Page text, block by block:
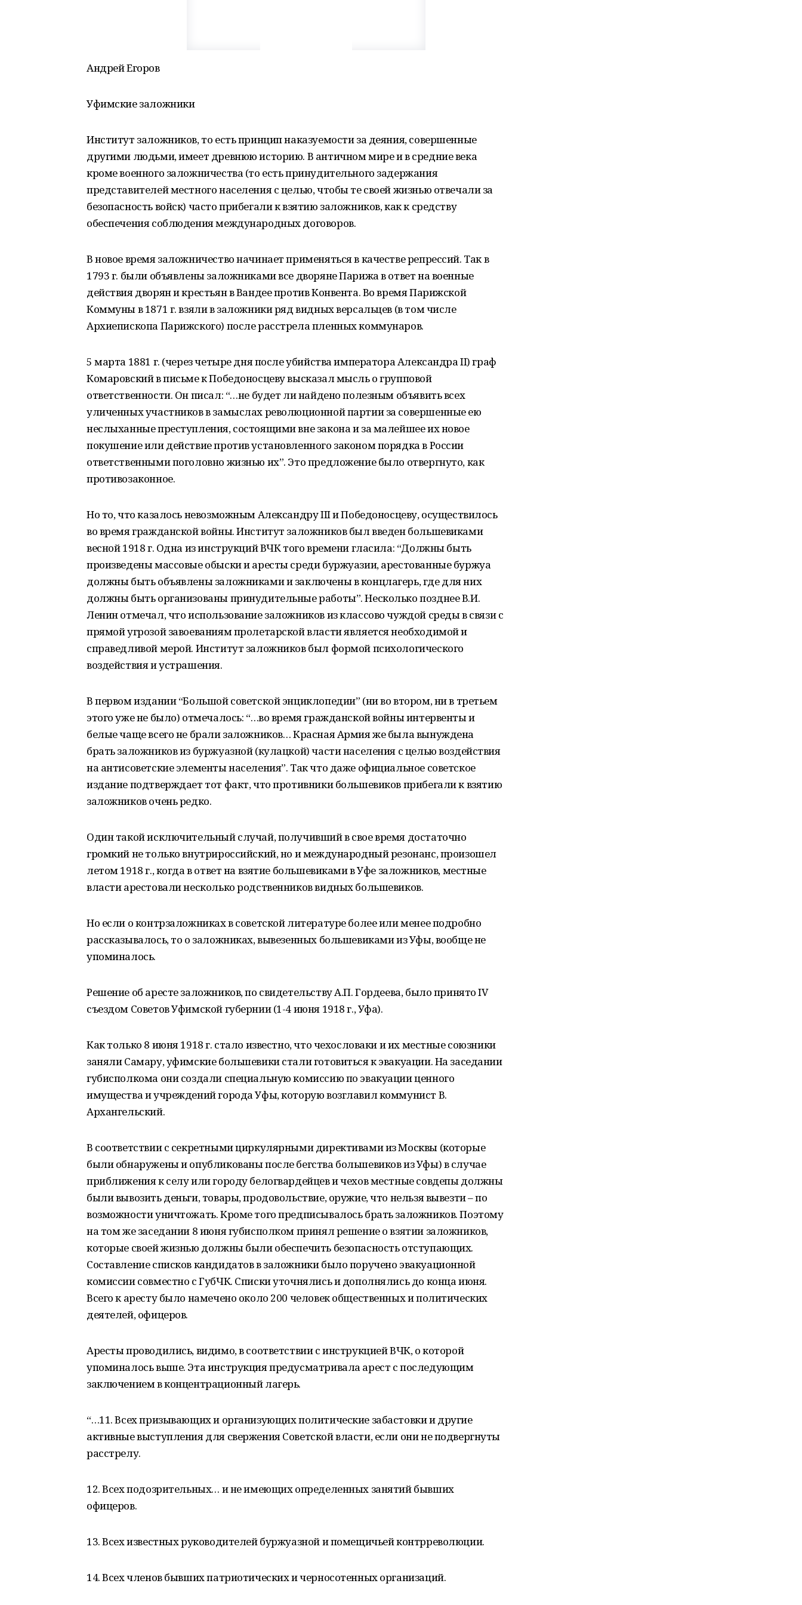
Андрей Егоров
Уфимские заложники
Институт заложников, то есть принцип наказуемости за деяния, совершенные
другими людьми, имеет древнюю историю. В античном мире и в средние века
кроме военного заложничества (то есть принудительного задержания
представителей местного населения с целью, чтобы те своей жизнью отвечали за
безопасность войск) часто прибегали к взятию заложников, как к средству
обеспечения соблюдения международных договоров.
В новое время заложничество начинает применяться в качестве репрессий. Так в
1793 г. были объявлены заложниками все дворяне Парижа в ответ на военные
действия дворян и крестьян в Вандее против Конвента. Во время Парижской
Коммуны в 1871 г. взяли в заложники ряд видных версальцев (в том числе
Архиепископа Парижского) после расстрела пленных коммунаров.
5 марта 1881 г. (через четыре дня после убийства императора Александра II) граф
Комаровский в письме к Победоносцеву высказал мысль о групповой
ответственности. Он писал: “…не будет ли найдено полезным объявить всех
уличенных участников в замыслах революционной партии за совершенные ею
неслыханные преступления, состоящими вне закона и за малейшее их новое
покушение или действие против установленного законом порядка в России
ответственными поголовно жизнью их”. Это предложение было отвергнуто, как
противозаконное.
Но то, что казалось невозможным Александру III и Победоносцеву, осуществилось
во время гражданской войны. Институт заложников был введен большевиками
весной 1918 г. Одна из инструкций ВЧК того времени гласила: “Должны быть
произведены массовые обыски и аресты среди буржуазии, арестованные буржуа
должны быть объявлены заложниками и заключены в концлагерь, где для них
должны быть организованы принудительные работы”. Несколько позднее В.И.
Ленин отмечал, что использование заложников из классово чуждой среды в связи с
прямой угрозой завоеваниям пролетарской власти является необходимой и
справедливой мерой. Институт заложников был формой психологического
воздействия и устрашения.
В первом издании “Большой советской энциклопедии” (ни во втором, ни в третьем
этого уже не было) отмечалось: “…во время гражданской войны интервенты и
белые чаще всего не брали заложников… Красная Армия же была вынуждена
брать заложников из буржуазной (кулацкой) части населения с целью воздействия
на антисоветские элементы населения”. Так что даже официальное советское
издание подтверждает тот факт, что противники большевиков прибегали к взятию
заложников очень редко.
Один такой исключительный случай, получивший в свое время достаточно
громкий не только внутрироссийский, но и международный резонанс, произошел
летом 1918 г., когда в ответ на взятие большевиками в Уфе заложников, местные
власти арестовали несколько родственников видных большевиков.
Но если о контрзаложниках в советской литературе более или менее подробно
рассказывалось, то о заложниках, вывезенных большевиками из Уфы, вообще не
упоминалось.
Решение об аресте заложников, по свидетельству А.П. Гордеева, было принято IV
съездом Советов Уфимской губернии (1-4 июня 1918 г., Уфа).
Как только 8 июня 1918 г. стало известно, что чехословаки и их местные союзники
заняли Самару, уфимские большевики стали готовиться к эвакуации. На заседании
губисполкома они создали специальную комиссию по эвакуации ценного
имущества и учреждений города Уфы, которую возглавил коммунист В.
Архангельский.
В соответствии с секретными циркулярными директивами из Москвы (которые
были обнаружены и опубликованы после бегства большевиков из Уфы) в случае
приближения к селу или городу белогвардейцев и чехов местные совдепы должны
были вывозить деньги, товары, продовольствие, оружие, что нельзя вывезти – по
возможности уничтожать. Кроме того предписывалось брать заложников. Поэтому
на том же заседании 8 июня губисполком принял решение о взятии заложников,
которые своей жизнью должны были обеспечить безопасность отступающих.
Составление списков кандидатов в заложники было поручено эвакуационной
комиссии совместно с ГубЧК. Списки уточнялись и дополнялись до конца июня.
Всего к аресту было намечено около 200 человек общественных и политических
деятелей, офицеров.
Аресты проводились, видимо, в соответствии с инструкцией ВЧК, о которой
упоминалось выше. Эта инструкция предусматривала арест с последующим
заключением в концентрационный лагерь.
“…11. Всех призывающих и организующих политические забастовки и другие
активные выступления для свержения Советской власти, если они не подвергнуты
расстрелу.
12. Всех подозрительных… и не имеющих определенных занятий бывших
офицеров.
13. Всех известных руководителей буржуазной и помещичьей контрреволюции.
14. Всех членов бывших патриотических и черносотенных организаций.